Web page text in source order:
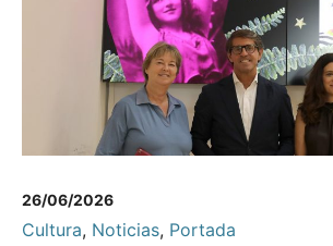
26/06/2026
Cultura, Noticias, Portada